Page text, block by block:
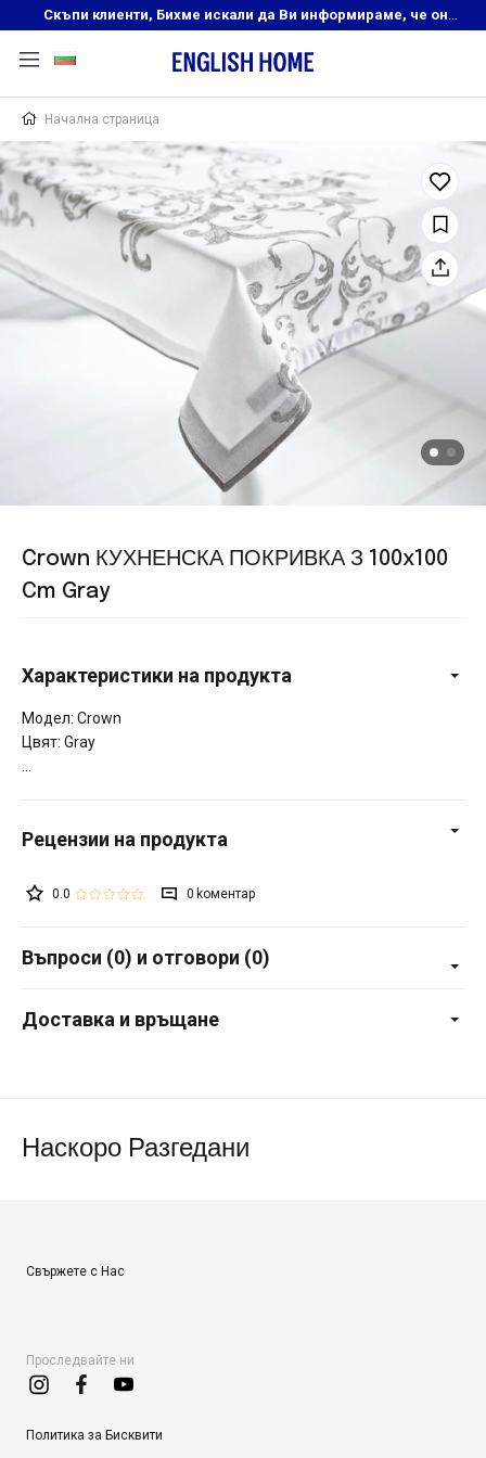
Скъпи клиенти, Бихме искали да Ви информираме, че онлайн магазинът на English Home преустановява своята дейност. Прекрасният ни и усмихнат екип ,Ви очаква в нашите физически магазини, където ще откриете любимите си продукти! Благодарим Ви, че сте част от семейството на Еnglish Home!
Начална страница
Crown КУХНЕНСКА ПОКРИВКА З 100x100
Cm Gray
Характеристики на продукта
Модел: Crown
Цвят: Gray
0.0 0
Въпроси (0) и отговори (0)
Доставка и връщане
Наскоро Разгедани
Свържете с Нас
Проследвайте ни
Политика за Бисквити